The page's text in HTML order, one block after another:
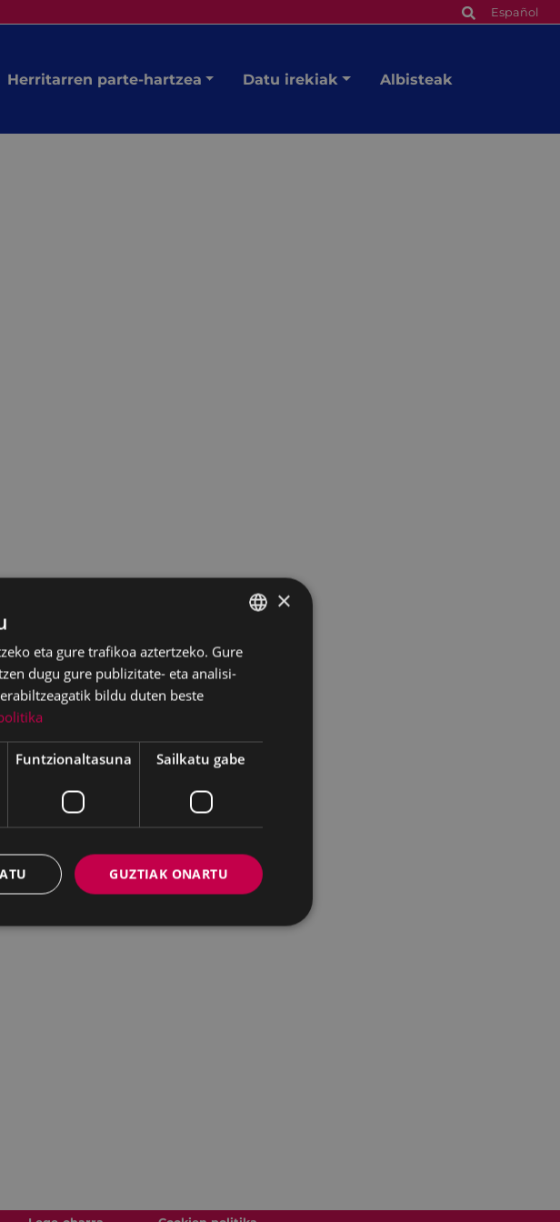
Español
Herritarren parte-hartzea Datu irekiak Albisteak
BASQUE
SPANISH
×
eta gure trafikoa aztertzeko. Gure
dugu gure publizitate- eta analisi-
bildu duten beste
Funtzionaltasuna Sailkatu gabe
GUZTIAK ONARTU